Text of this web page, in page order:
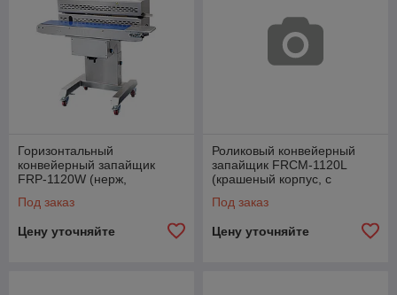
Горизонтальный
конвейерный запайщик
FRP-1120W (нерж,
Под заказ
Цену уточняйте
Роликовый конвейерный
запайщик FRCM-1120L
(крашеный корпус, с
Под заказ
Цену уточняйте